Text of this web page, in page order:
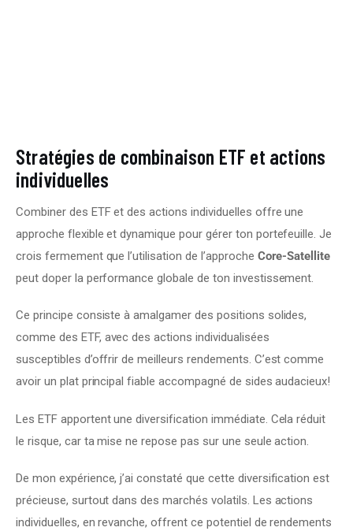
Stratégies de combinaison ETF et actions
individuelles
Combiner des ETF et des actions individuelles offre une
approche flexible et dynamique pour gérer ton portefeuille. Je
crois fermement que l’utilisation de l’approche Core-Satellite
peut doper la performance globale de ton investissement.
Ce principe consiste à amalgamer des positions solides,
comme des ETF, avec des actions individualisées
susceptibles d’offrir de meilleurs rendements. C’est comme
avoir un plat principal fiable accompagné de sides audacieux!
Les ETF apportent une diversification immédiate. Cela réduit
le risque, car ta mise ne repose pas sur une seule action.
De mon expérience, j’ai constaté que cette diversification est
précieuse, surtout dans des marchés volatils. Les actions
individuelles, en revanche, offrent ce potentiel de rendements